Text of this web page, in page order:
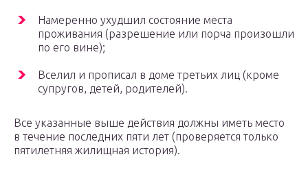
Намеренно ухудшил состояние места
проживания (разрешение или порча произошли
по его вине);
Вселил и прописал в доме третьих лиц (кроме
супругов, детей, родителей).
Все указанные выше действия должны иметь место
в течение последних пяти лет (проверяется только
пятилетняя жилищная история).